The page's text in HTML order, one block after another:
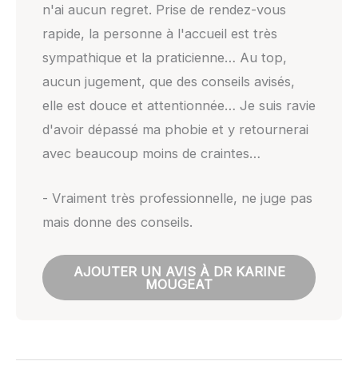
n'ai aucun regret. Prise de rendez-vous
rapide, la personne à l'accueil est très
sympathique et la praticienne… Au top,
aucun jugement, que des conseils avisés,
elle est douce et attentionnée… Je suis ravie
d'avoir dépassé ma phobie et y retournerai
avec beaucoup moins de craintes…
- Vraiment très professionnelle, ne juge pas
mais donne des conseils.
AJOUTER UN AVIS À DR KARINE
MOUGEAT